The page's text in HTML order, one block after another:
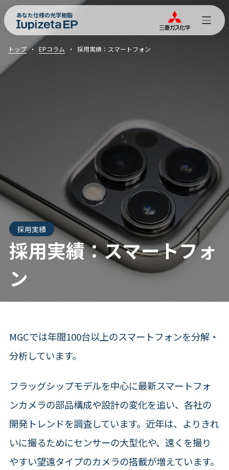
あなた仕様の光学樹脂
トップ EPコラム 採用実績：スマートフォン
採用実績
採用実績：スマートフォ
ン
MGCでは年間100台以上のスマートフォンを分解・
分析しています。
フラッグシップモデルを中心に最新スマートフォ
ンカメラの部品構成や設計の変化を追い、各社の
開発トレンドを調査しています。近年は、よりきれ
いに撮るためにセンサーの大型化や、遠くを撮り
やすい望遠タイプのカメラの搭載が増えています。